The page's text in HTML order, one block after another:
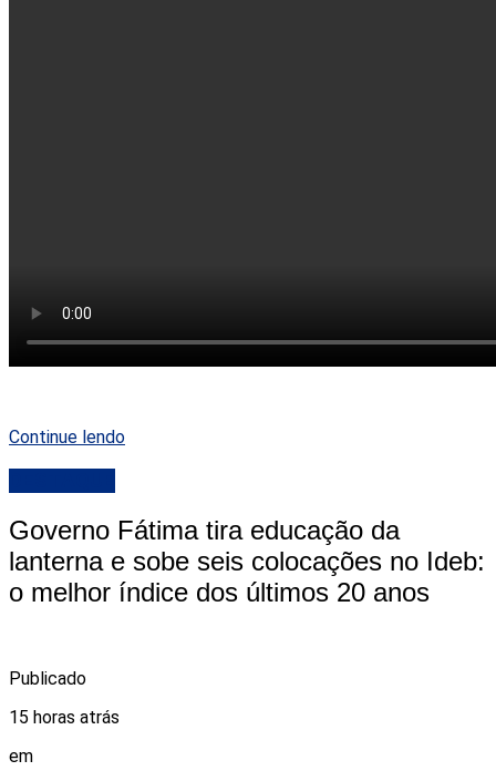
Continue lendo
Governo Fátima tira educação da
lanterna e sobe seis colocações no Ideb:
o melhor índice dos últimos 20 anos
Publicado
15 horas atrás
em